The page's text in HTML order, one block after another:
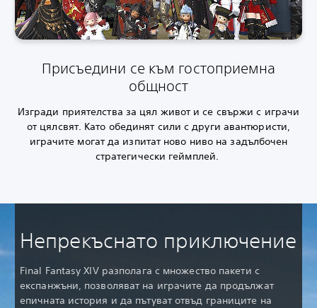
Присъедини се към гостоприемна
общност
Изгради приятелства за цял живот и се свържи с играчи
от цял​свят. Като обединят сили с други авантюристи,
играчите могат да изпитат ново ниво на задълбочен
стратегически геймплей.
Непрекъснато приключение
Final Fantasy XIV разполага с множество пакети с
експанжъни, позволяват на играчите да продължат
епичната история и да пътуват отвъд границите на